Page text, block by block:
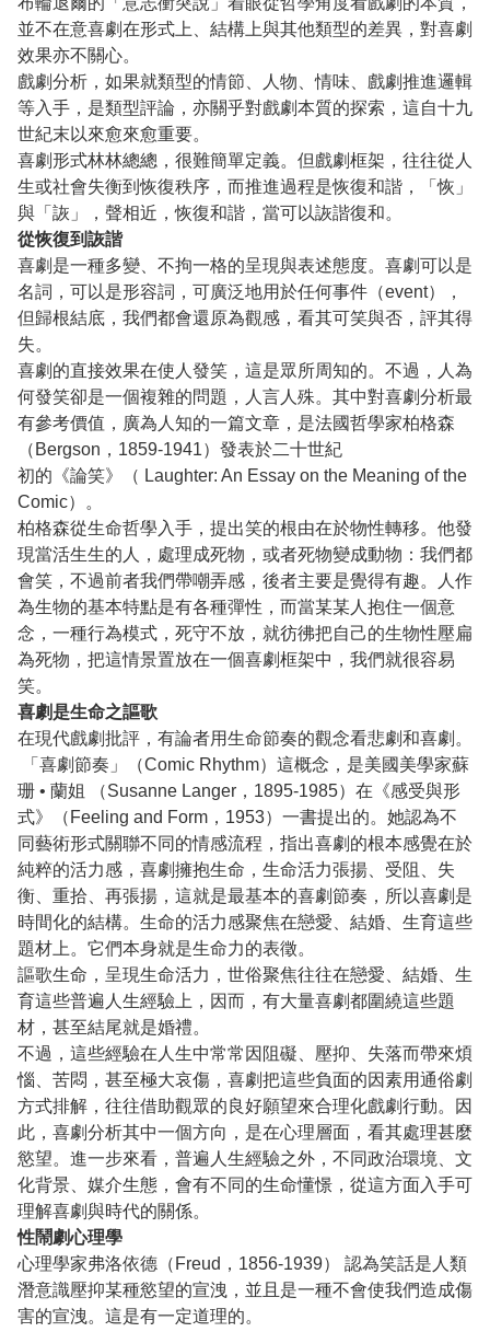
並不在意喜劇在形式上、結構上與其他類型的差異，對喜劇
效果亦不關心。
戲劇分析，如果就類型的情節、人物、情味、戲劇推進邏輯
等入手，是類型評論，亦關乎對戲劇本質的探索，這自十九
世紀末以來愈來愈重要。
喜劇形式林林總總，很難簡單定義。但戲劇框架，往往從人
生或社會失衡到恢復秩序，而推進過程是恢復和諧，「恢」
與「詼」，聲相近，恢復和諧，當可以詼諧復和。
從恢復到詼諧
喜劇是一種多變、不拘一格的呈現與表述態度。喜劇可以是
名詞，可以是形容詞，可廣泛地用於任何事件（event），
但歸根結底，我們都會還原為觀感，看其可笑與否，評其得
失。
喜劇的直接效果在使人發笑，這是眾所周知的。不過，人為
何發笑卻是一個複雜的問題，人言人殊。其中對喜劇分析最
有參考價值，廣為人知的一篇文章，是法國哲學家柏格森
（Bergson，1859-1941）發表於二十世紀
初的《論笑》（ Laughter: An Essay on the Meaning of the
Comic）。
柏格森從生命哲學入手，提出笑的根由在於物性轉移。他發
現當活生生的人，處理成死物，或者死物變成動物：我們都
會笑，不過前者我們帶嘲弄感，後者主要是覺得有趣。人作
為生物的基本特點是有各種彈性，而當某某人抱住一個意
念，一種行為模式，死守不放，就彷彿把自己的生物性壓扁
為死物，把這情景置放在一個喜劇框架中，我們就很容易
笑。
喜劇是生命之謳歌
在現代戲劇批評，有論者用生命節奏的觀念看悲劇和喜劇。
「喜劇節奏」（Comic Rhythm）這概念，是美國美學家蘇
珊 • 蘭姐 （Susanne Langer，1895-1985）在《感受與形
式》（Feeling and Form，1953）一書提出的。她認為不
同藝術形式關聯不同的情感流程，指出喜劇的根本感覺在於
純粹的活力感，喜劇擁抱生命，生命活力張揚、受阻、失
衡、重拾、再張揚，這就是最基本的喜劇節奏，所以喜劇是
時間化的結構。生命的活力感聚焦在戀愛、結婚、生育這些
題材上。它們本身就是生命力的表徵。
謳歌生命，呈現生命活力，世俗聚焦往往在戀愛、結婚、生
育這些普遍人生經驗上，因而，有大量喜劇都圍繞這些題
材，甚至結尾就是婚禮。
不過，這些經驗在人生中常常因阻礙、壓抑、失落而帶來煩
惱、苦悶，甚至極大哀傷，喜劇把這些負面的因素用通俗劇
方式排解，往往借助觀眾的良好願望來合理化戲劇行動。因
此，喜劇分析其中一個方向，是在心理層面，看其處理甚麼
慾望。進一步來看，普遍人生經驗之外，不同政治環境、文
化背景、媒介生態，會有不同的生命懂憬，從這方面入手可
理解喜劇與時代的關係。
性鬧劇心理學
心理學家弗洛依德（Freud，1856-1939） 認為笑話是人類
潛意識壓抑某種慾望的宣洩，並且是一種不會使我們造成傷
害的宣洩。這是有一定道理的。